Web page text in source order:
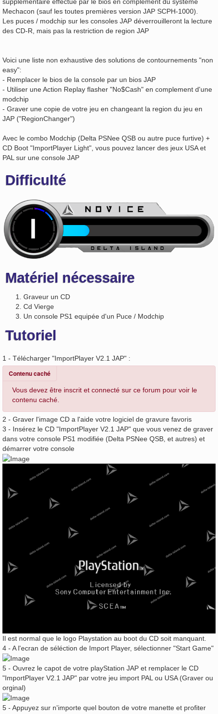
Mechacon (sauf les toutes premières version JAP SCPH-1000).
Les puces / modchip sur les consoles JAP déverrouilleront la lecture
des CD-R, mais pas la restriction de region JAP
Voici une liste non exhaustive des solutions de contournements "non
easy":
- Remplacer le bios de la console par un bios JAP
- Utiliser une Action Replay flasher "No$Cash" en complement d'une
modchip
- Graver une copie de votre jeu en changeant la region du jeu en
JAP ("RegionChanger")
Avec le combo Modchip (Delta PSNee QSB ou autre puce furtive) +
CD Boot "ImportPlayer Light", vous pouvez lancer des jeux USA et
PAL sur une console JAP
Difficulté
Matériel nécessaire
Graveur un CD
Cd Vierge
Un console PS1 equipée d'un Puce / Modchip
Tutoriel
1 - Télécharger "ImportPlayer V2.1 JAP" :
Contenu caché
Vous devez être inscrit et connecté sur ce forum pour voir le
contenu caché.
2 - Graver l'image CD a l'aide votre logiciel de gravure favoris
3 - Insérez le CD "ImportPlayer V2.1 JAP" que vous venez de graver
dans votre console PS1 modifiée (Delta PSNee QSB, et autres) et
démarrer votre console
Il est normal que le logo Playstation au boot du CD soit manquant.
4 - A l'ecran de séléction de Import Player, sélectionner "Start Game"
5 - Ouvrez le capot de votre playStation JAP et remplacer le CD
"ImportPlayer V2.1 JAP" par votre jeu import PAL ou USA (Graver ou
orginal)
5 - Appuyez sur n'importe quel bouton de votre manette et profiter